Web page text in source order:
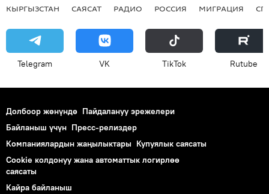
КЫРГЫЗСТАН САЯСАТ РАДИО РОССИЯ МИГРАЦИЯ
Telegram VK ТikТоk Rutube
Долбоор жөнүндө Пайдалануу эрежелери
Байланыш үчүн Пресс-релиздер
Компаниялардын жаңылыктары Купуялык саясаты
Cookie колдонуу жана автоматтык логирлөө
саясаты
Кайра байланыш